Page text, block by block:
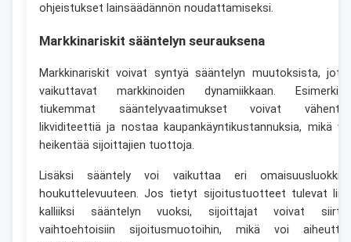
ohjeistukset lainsäädännön noudattamiseksi.
Markkinariskit sääntelyn seurauksena
Markkinariskit voivat syntyä sääntelyn muutoksista,
vaikuttavat markkinoiden dynamiikkaan.
tiukemmat sääntelyvaatimukset voivat
likviditeettiä ja nostaa kaupankäyntikustannuksia, mikä
heikentää sijoittajien tuottoja.
Lisäksi sääntely voi vaikuttaa eri
houkuttelevuuteen. Jos tietyt sijoitustuotteet tulevat
kalliiksi sääntelyn vuoksi, sijoittajat voivat
vaihtoehtoisiin sijoitusmuotoihin, mikä voi